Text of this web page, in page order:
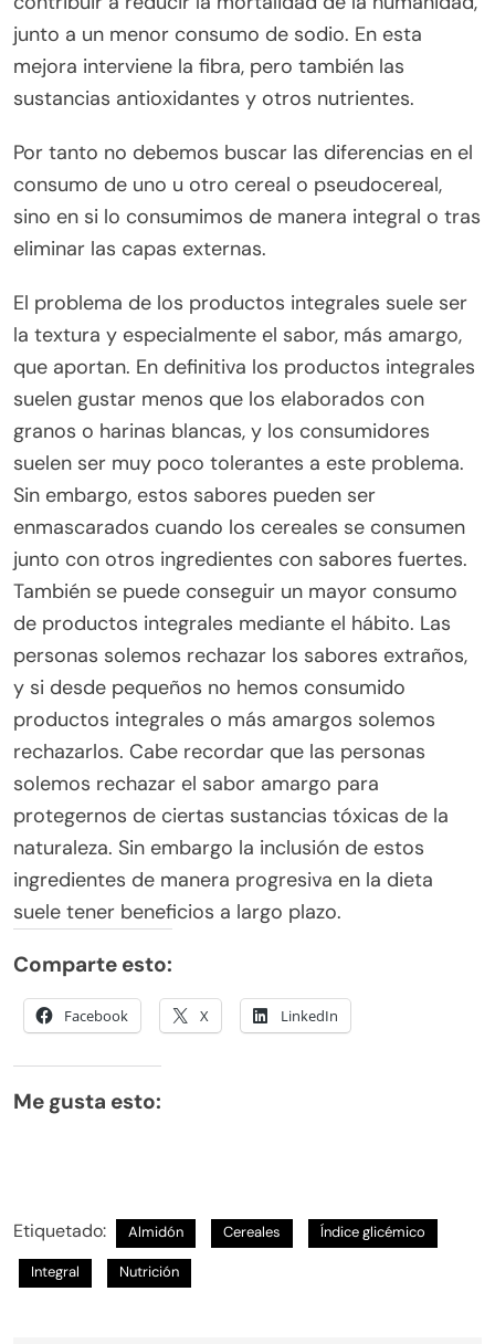
junto a un menor consumo de sodio. En esta
mejora interviene la fibra, pero también las
sustancias antioxidantes y otros nutrientes.
Por tanto no debemos buscar las diferencias en el
consumo de uno u otro cereal o pseudocereal,
sino en si lo consumimos de manera integral o tras
eliminar las capas externas.
El problema de los productos integrales suele ser
la textura y especialmente el sabor, más amargo,
que aportan. En definitiva los productos integrales
suelen gustar menos que los elaborados con
granos o harinas blancas, y los consumidores
suelen ser muy poco tolerantes a este problema.
Sin embargo, estos sabores pueden ser
enmascarados cuando los cereales se consumen
junto con otros ingredientes con sabores fuertes.
También se puede conseguir un mayor consumo
de productos integrales mediante el hábito. Las
personas solemos rechazar los sabores extraños,
y si desde pequeños no hemos consumido
productos integrales o más amargos solemos
rechazarlos. Cabe recordar que las personas
solemos rechazar el sabor amargo para
protegernos de ciertas sustancias tóxicas de la
naturaleza. Sin embargo la inclusión de estos
ingredientes de manera progresiva en la dieta
suele tener beneficios a largo plazo.
Comparte esto:
Facebook X LinkedIn
Me gusta esto:
Etiquetado: Almidón Cereales Índice glicémico
Integral Nutrición